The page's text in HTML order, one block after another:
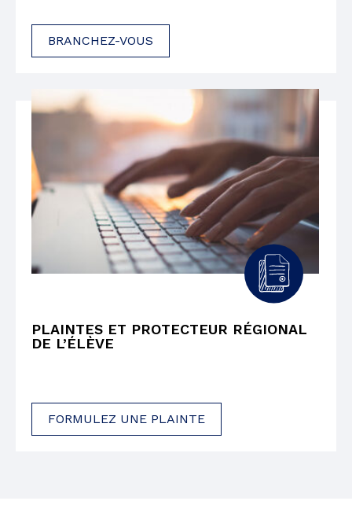
BRANCHEZ-VOUS
PLAINTES ET PROTECTEUR RÉGIONAL
DE L’ÉLÈVE
FORMULEZ UNE PLAINTE